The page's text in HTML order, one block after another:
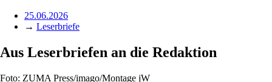
25.06.2026
→ Leserbriefe
Aus Leserbriefen an die Redaktion
Foto: ZUMA Press/imago/Montage jW